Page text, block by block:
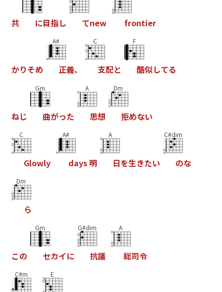
共 に目指し てnew frontier
かりそめ
A#
正義、
C
支配と
F
酷似してる
ねじ
Gm
曲がった
A
思想
Dm
拒めない
C
Glowly
A#
days 明
A
日を生きたい
C#dim
のな
Dm
ら
この
Gm
セカイに
G#dim
抗議
A
総司令
C#m E